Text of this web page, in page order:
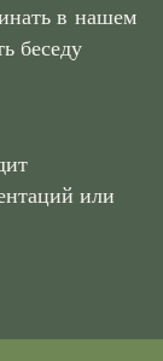
в нашем
беседу
или